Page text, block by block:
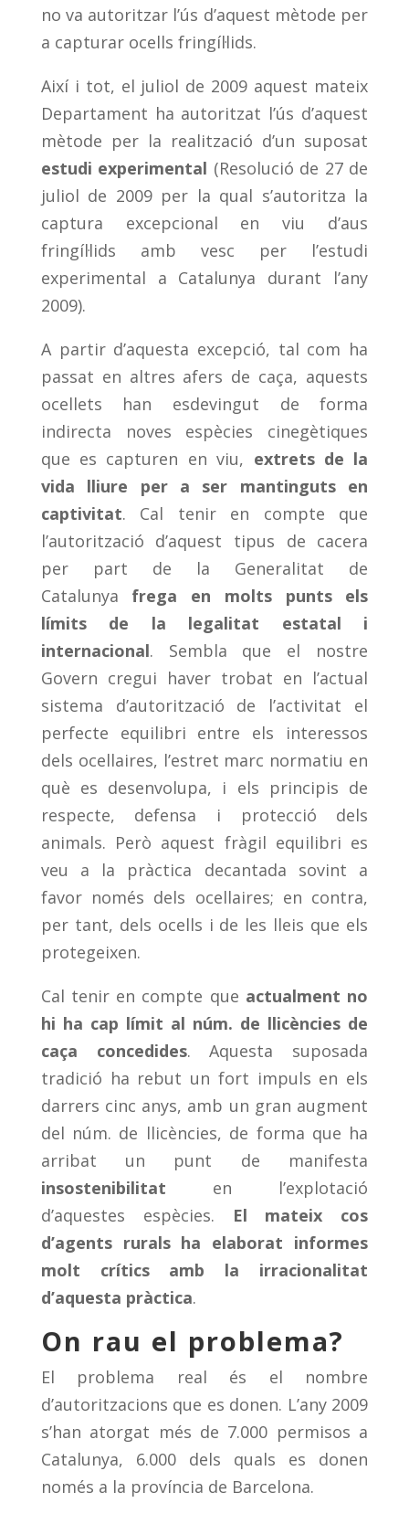
no va autoritzar l’ús d’aquest mètode per
a capturar ocells fringíl·lids.
Així i tot, el juliol de 2009 aquest mateix
Departament ha autoritzat l’ús d’aquest
mètode per la realització d’un suposat
estudi experimental (Resolució de 27 de
juliol de 2009 per la qual s’autoritza la
captura excepcional en viu d’aus
fringíl·lids amb vesc per l’estudi
experimental a Catalunya durant l’any
2009).
A partir d’aquesta excepció, tal com ha
passat en altres afers de caça, aquests
ocellets han esdevingut de forma
indirecta noves espècies cinegètiques
que es capturen en viu, extrets de la
vida lliure per a ser mantinguts en
captivitat. Cal tenir en compte que
l’autorització d’aquest tipus de cacera
per part de la Generalitat de
Catalunya frega en molts punts els
límits de la legalitat estatal i
internacional. Sembla que el nostre
Govern cregui haver trobat en l’actual
sistema d’autorització de l’activitat el
perfecte equilibri entre els interessos
dels ocellaires, l’estret marc normatiu en
què es desenvolupa, i els principis de
respecte, defensa i protecció dels
animals. Però aquest fràgil equilibri es
veu a la pràctica decantada sovint a
favor només dels ocellaires; en contra,
per tant, dels ocells i de les lleis que els
protegeixen.
Cal tenir en compte que actualment no
hi ha cap límit al núm. de llicències de
caça concedides. Aquesta suposada
tradició ha rebut un fort impuls en els
darrers cinc anys, amb un gran augment
del núm. de llicències, de forma que ha
arribat un punt de manifesta
insostenibilitat en l’explotació
d’aquestes espècies.
El mateix cos
d’agents rurals ha elaborat informes
molt crítics amb la irracionalitat
d’aquesta pràctica.
On rau el problema?
El problema real és el nombre
d’autoritzacions que es donen. L’any 2009
s’han atorgat més de 7.000 permisos a
Catalunya, 6.000 dels quals es donen
només a la província de Barcelona.